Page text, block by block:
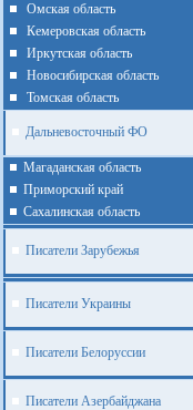
Омская область
Кемеровская область
Иркутская область
Новосибирская область
Томская область
Дальневосточный ФО
Магаданская область
Приморский край
Cахалинская область
Писатели Зарубежья
Писатели Украины
Писатели Белоруссии
Писатели Азербайджана